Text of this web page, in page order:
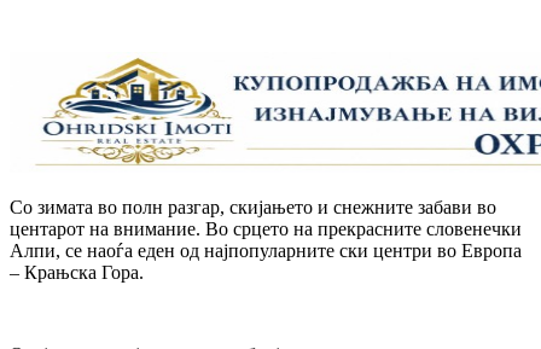
Со зимата во полн разгар, скијањето и снежните забави во
центарот на внимание. Во срцето на прекрасните словенечки
Алпи, се наоѓа еден од најпопуларните ски центри во Европа
– Крањска Гора.